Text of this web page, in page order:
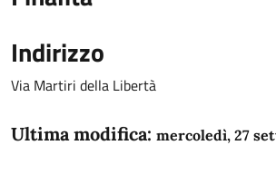
Indirizzo
Via Martiri della Libertà
Ultima modifica: mercoledì, 27